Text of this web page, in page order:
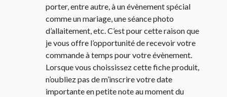
porter, entre autre, à un évènement spécial
comme un mariage, une séance photo
d’allaitement, etc. C’est pour cette raison que
je vous offre l’opportunité de recevoir votre
commande à temps pour votre évènement.
Lorsque vous choississez cette fiche produit,
n’oubliez pas de m’inscrire votre date
importante en petite note au moment du